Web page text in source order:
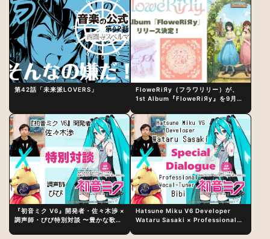
第42話「未来派LOVERS」
FloweRiЯy（フラワリリー）が、
1st Album『FloweRiЯy』を9月23
『初音ミク V6』開発者・佐々木渉 ×
調声師・びび特別対談 〜豊かな歌声
Hatsune Miku V6 Developer
Wataru Sasaki × Professional